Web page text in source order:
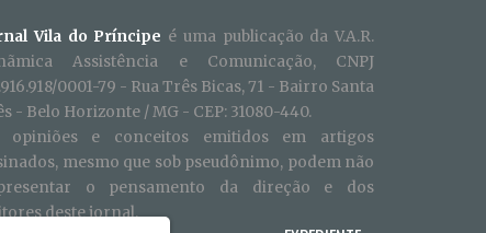
Vila do Príncipe é uma publicação da V.A.R.
Assistência e Comunicação, CNPJ
0001-79 - Rua Três Bicas, 71 - Bairro Santa
- Belo Horizonte / MG - CEP: 31080-440.
opiniões e conceitos emitidos em artigos
mesmo que sob pseudônimo, podem não
o pensamento da direção e dos
deste jornal.